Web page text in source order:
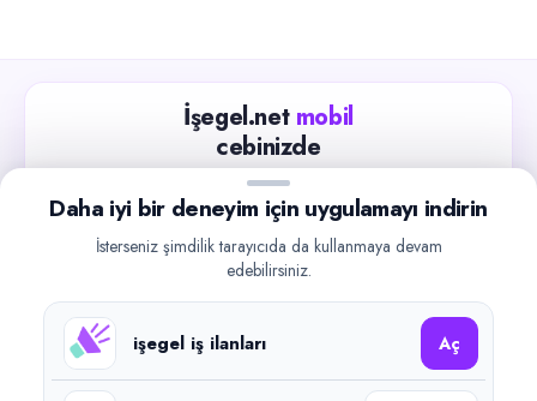
İşegel.net mobil
cebinizde
Güncel iş ilanlarını takip edin, işverenlerle hızlıca
iletişime geçin.
Google Play
Daha iyi bir deneyim için uygulamayı indirin
İsterseniz şimdilik tarayıcıda da kullanmaya devam
edebilirsiniz.
işegel iş ilanları Aç